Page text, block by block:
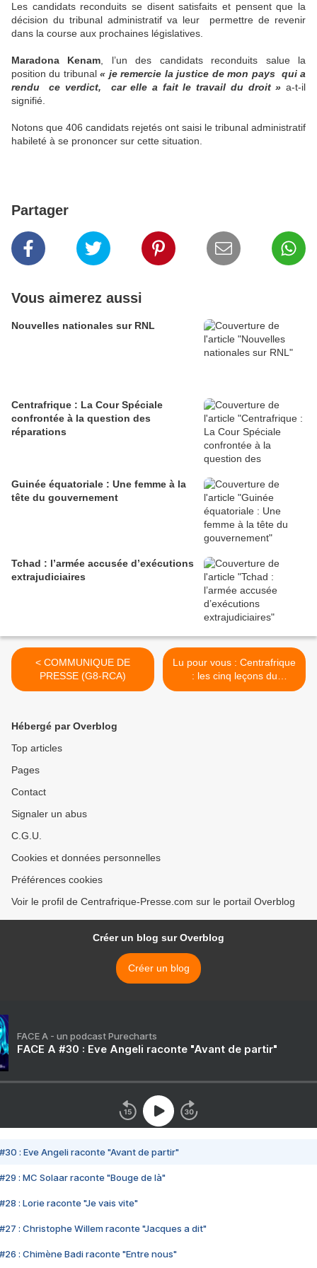
Les candidats reconduits se disent satisfaits et pensent que la
décision du tribunal administratif va leur permettre de revenir
dans la course aux prochaines législatives.
Maradona Kenam , l’un des candidats reconduits salue la
position du tribunal« je remercie la justice de mon pays qui a
rendu ce verdict, car elle a fait le travail du droit » a-t-il
signifié.
Notons que 406 candidats rejetés ont saisi le tribunal administratif
habileté à se prononcer sur cette situation.
Partager
Vous aimerez aussi
Nouvelles nationales sur RNL
Centrafrique : La Cour Spéciale
confrontée à la question des
réparations
Guinée équatoriale : Une femme à la
tête du gouvernement
Tchad : l’armée accusée d’exécutions
extrajudiciaires
< COMMUNIQUE DE
PRESSE (G8-RCA)
Lu pour vous : Centrafrique
: les cinq leçons du
référendum constitutionnel
Hébergé par Overblog
Top articles
Pages
Contact
Signaler un abus
C.G.U.
Cookies et données personnelles
Préférences cookies
Voir le profil de Centrafrique-Presse.com sur le portail Overblog
Créer un blog sur Overblog
Créer un blog
FACE A - un podcast Purecharts
FACE A #30 : Eve Angeli raconte "Avant de partir"
#30 : Eve Angeli raconte "Avant de partir"
#29 : MC Solaar raconte "Bouge de là"
#28 : Lorie raconte "Je vais vite"
#27 : Christophe Willem raconte "Jacques a dit"
#26 : Chimène Badi raconte "Entre nous"